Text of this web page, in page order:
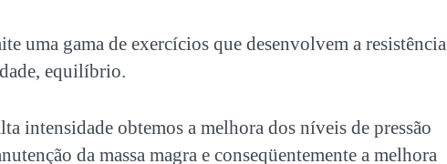
uma gama de exercícios que desenvolvem a resistência
equilíbrio.
intensidade obtemos a melhora dos níveis de pressão
da massa magra e conseqüentemente a melhora